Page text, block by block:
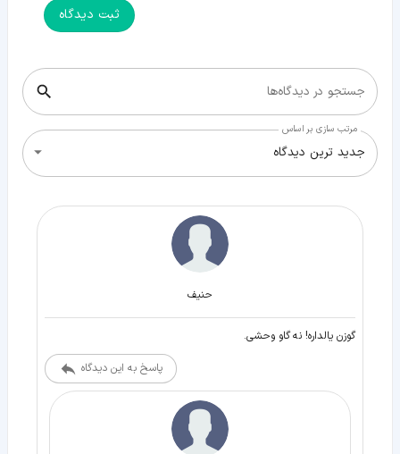
ثبت دیدگاه
جستجو در دیدگاه‌ها
مرتب سازی بر اساس
جدید ترین دیدگاه
حنیف
گوزن یالداره! نه گاو وحشی.
پاسخ به این دیدگاه